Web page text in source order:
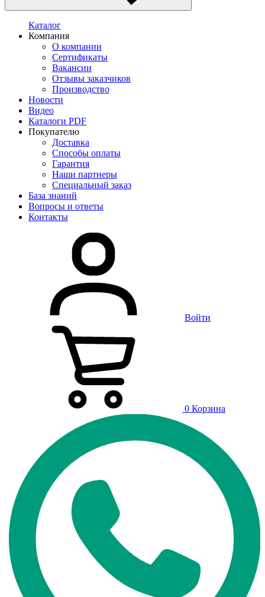
Каталог
Компания
О компании
Сертификаты
Вакансии
Отзывы заказчиков
Производство
Новости
Видео
Каталоги PDF
Покупателю
Доставка
Способы оплаты
Гарантия
Наши партнеры
Специальный заказ
База знаний
Вопросы и ответы
Контакты
Войти
0 Корзина